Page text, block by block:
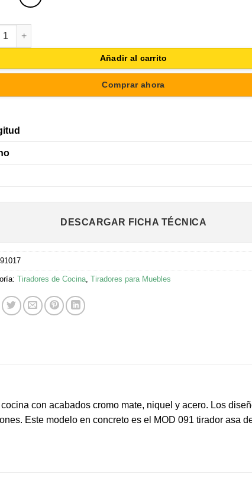
ASA DE MUEBLE NIQUEL CEPILLADO PARA PUERTA
Añadir al carrito
Comprar ahora
DESCARGAR FICHA TÉCNICA
91017
Tiradores de Cocina,Tiradores para Muebles
con acabados cromo mate, niquel y acero. Los
Este modelo en concreto es el MOD 091 tirador asa